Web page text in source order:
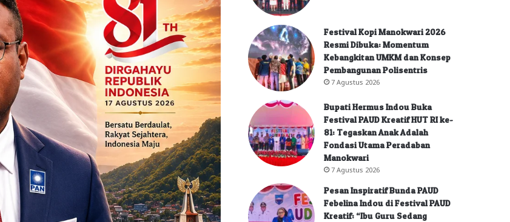
Festival Kopi Manokwari 2026
Resmi Dibuka: Momentum
Kebangkitan UMKM dan Konsep
Pembangunan Polisentris
7 Agustus 2026
Bupati Hermus Indou Buka
Festival PAUD Kreatif HUT RI ke-
81: Tegaskan Anak Adalah
Fondasi Utama Peradaban
Manokwari
7 Agustus 2026
Pesan Inspiratif Bunda PAUD
Febelina Indou di Festival PAUD
Kreatif: “Ibu Guru Sedang